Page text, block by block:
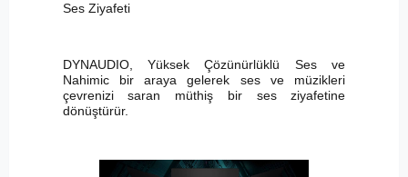
Ses Ziyafeti
DYNAUDIO, Yüksek Çözünürlüklü Ses ve
Nahimic bir araya gelerek ses ve müzikleri
çevrenizi saran müthiş bir ses ziyafetine
dönüştürür.